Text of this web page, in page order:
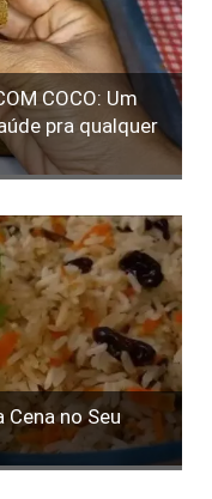
COCO: Um
pra qualquer
Cena no Seu